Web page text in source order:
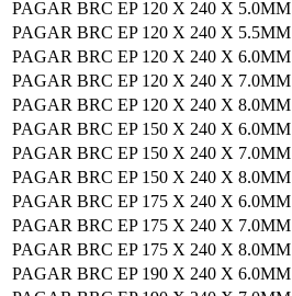
PAGAR BRC EP 120 X 240 X 5.0MM
PAGAR BRC EP 120 X 240 X 5.5MM
PAGAR BRC EP 120 X 240 X 6.0MM
PAGAR BRC EP 120 X 240 X 7.0MM
PAGAR BRC EP 120 X 240 X 8.0MM
PAGAR BRC EP 150 X 240 X 6.0MM
PAGAR BRC EP 150 X 240 X 7.0MM
PAGAR BRC EP 150 X 240 X 8.0MM
PAGAR BRC EP 175 X 240 X 6.0MM
PAGAR BRC EP 175 X 240 X 7.0MM
PAGAR BRC EP 175 X 240 X 8.0MM
PAGAR BRC EP 190 X 240 X 6.0MM